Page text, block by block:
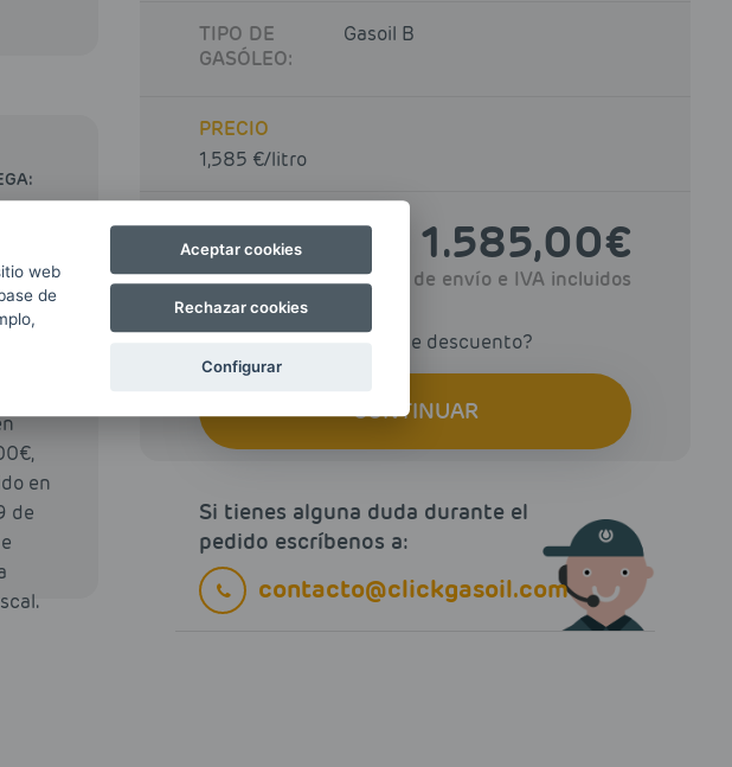
en
de
TIPO DE
GASÓLEO:
Gasoil B
PRECIO
1,585 €/litro
TOTAL 1.585,00€
Gastos de envío e IVA incluidos
> ¿Tienes un cupón de descuento?
CONTINUAR
Si tienes alguna duda durante el
pedido escríbenos a:
contacto@clickgasoil.com
web
de
Aceptar cookies
Rechazar cookies
Configurar